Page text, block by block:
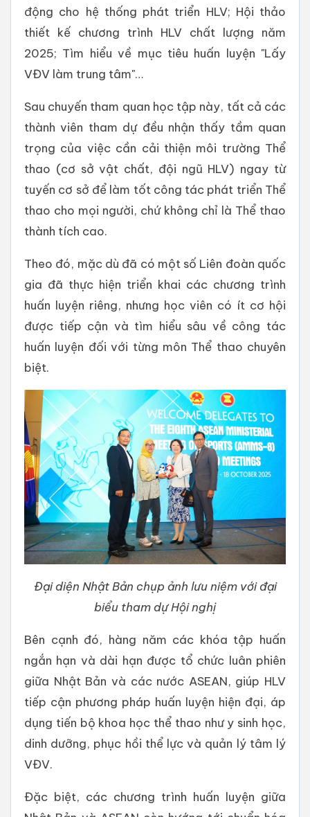
động cho hệ thống phát triển HLV; Hội thảo
thiết kế chương trình HLV chất lượng năm
2025; Tìm hiểu về mục tiêu huấn luyện "Lấy
VĐV làm trung tâm"…
Sau chuyến tham quan học tập này, tất cả các
thành viên tham dự đều nhận thấy tầm quan
trọng của việc cần cải thiện môi trường Thể
thao (cơ sở vật chất, đội ngũ HLV) ngay từ
tuyến cơ sở để làm tốt công tác phát triển Thể
thao cho mọi người, chứ không chỉ là Thể thao
thành tích cao.
Theo đó, mặc dù đã có một số Liên đoàn quốc
gia đã thực hiện triển khai các chương trình
huấn luyện riêng, nhưng học viên có ít cơ hội
được tiếp cận và tìm hiểu sâu về công tác
huấn luyện đối với từng môn Thể thao chuyên
biệt.
Đại diện Nhật Bản chụp ảnh lưu niệm với đại
biểu tham dự Hội nghị
Bên cạnh đó, hàng năm các khóa tập huấn
ngắn hạn và dài hạn được tổ chức luân phiên
giữa Nhật Bản và các nước ASEAN, giúp HLV
tiếp cận phương pháp huấn luyện hiện đại, áp
dụng tiến bộ khoa học thể thao như y sinh học,
dinh dưỡng, phục hồi thể lực và quản lý tâm lý
VĐV.
Đặc biệt, các chương trình huấn luyện giữa